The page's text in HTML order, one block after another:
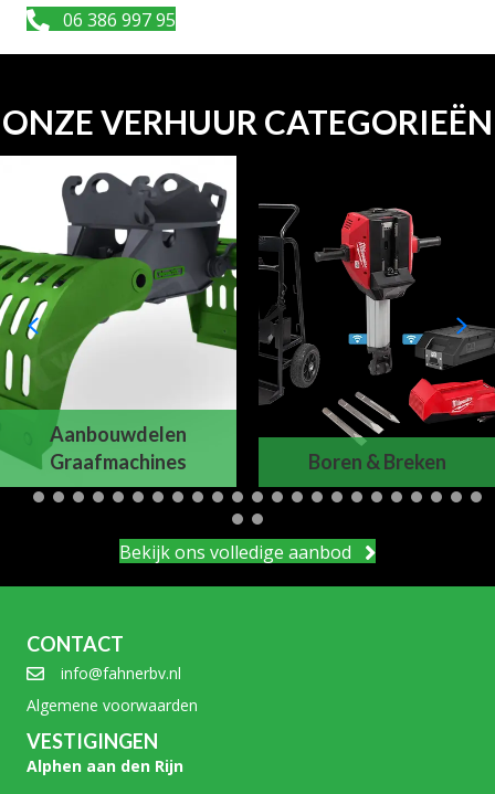
06 386 997 95
ONZE VERHUUR CATEGORIEËN
Aanbouwdelen
Graafmachines
Boren & Breken
Bekijk ons volledige aanbod
CONTACT
info@fahnerbv.nl
Algemene voorwaarden
VESTIGINGEN
Alphen aan den Rijn